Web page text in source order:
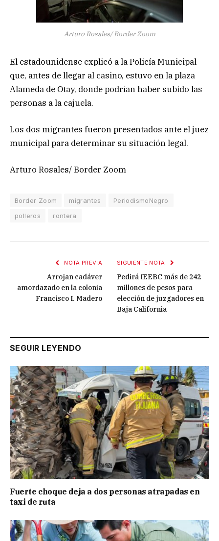
Arturo Rosales/ Border Zoom
El estadounidense explicó a la Policía Municipal
que, antes de llegar al casino, estuvo en la plaza
Alameda de Otay, donde podrían haber subido las
personas a la cajuela.
Los dos migrantes fueron presentados ante el juez
municipal para determinar su situación legal.
Arturo Rosales/ Border Zoom
Border Zoom migrantes
PeriodismoNegro
polleros
rontera
NOTA PREVIA
Arrojan cadáver
amordazado en la colonia
Francisco I. Madero
SIGUIENTE NOTA
Pedirá IEEBC más de 242
millones de pesos para
elección de juzgadores en
Baja California
SEGUIR LEYENDO
Fuerte choque deja a dos personas atrapadas en
taxi de ruta